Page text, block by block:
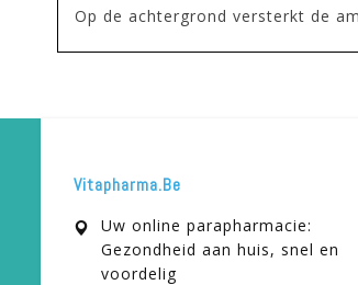
Op de achtergrond versterkt de
Vitapharma.be
Uw online parapharmacie:
Gezondheid aan huis, snel en
voordelig